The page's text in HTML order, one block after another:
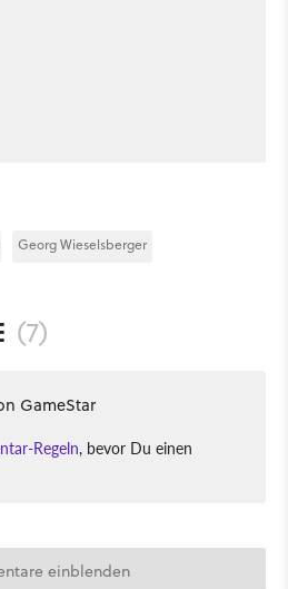
Georg Wieselsberger
(7)
GameStar
Regeln, bevor Du einen
einblenden